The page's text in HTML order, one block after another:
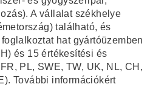
A vállalat székhelye
található, és
hat gyártóüzemben
és 15 értékesítési és
PL, SWE, TW, UK, NL, CH,
További információkért